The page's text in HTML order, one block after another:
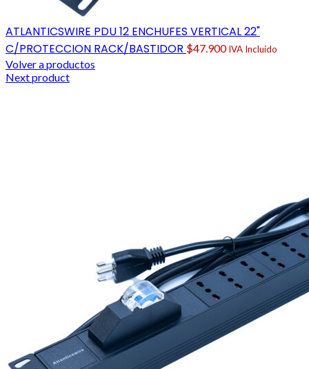
ATLANTICSWIRE PDU 12 ENCHUFES VERTICAL 22"
C/PROTECCION RACK/BASTIDOR $47.900 IVA Incluido
Volver a productos
Next product